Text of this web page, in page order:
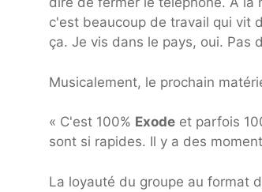
c'est beaucoup de travail qui vit
ça. Je vis dans le pays, oui. Pas
Musicalement, le prochain
« C'est 100% Exode et parfois
sont si rapides. Il y a des
La loyauté du groupe au format